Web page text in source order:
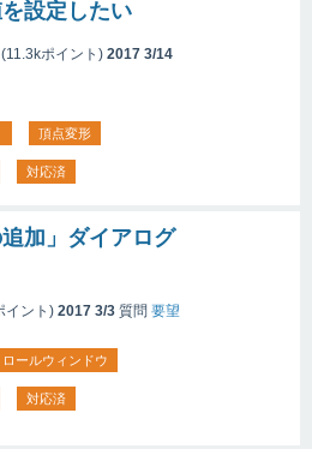
設定したい
(11.3kポイント) 2017 3/14
頂点変形
対応済
追加」ダイアログ
イント) 2017 3/3 質問 要望
ールウィンドウ
対応済